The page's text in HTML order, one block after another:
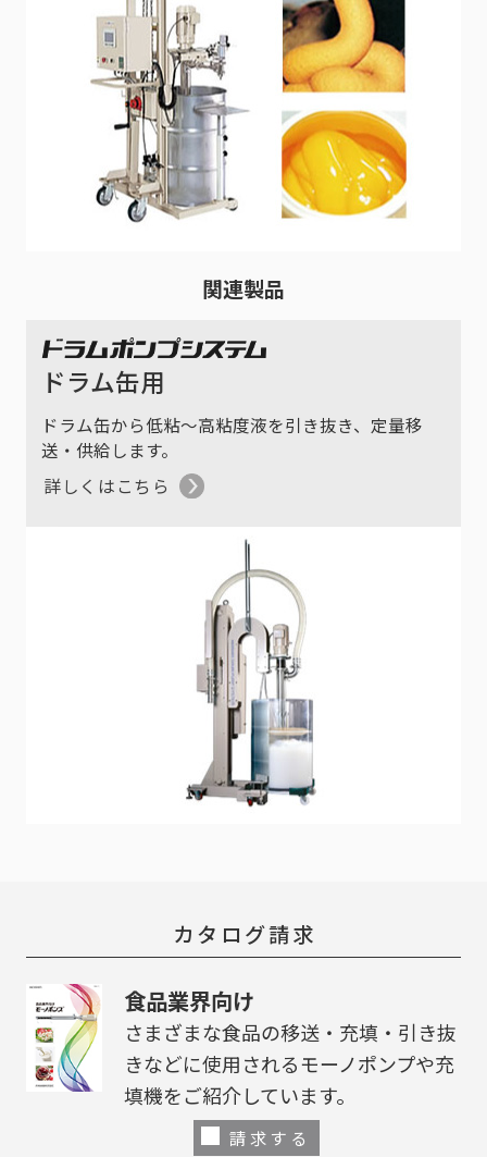
関連製品
ドラム缶用
ドラム缶から低粘～高粘度液を引き抜き、定量移
送・供給します。
詳しくはこちら
カタログ請求
食品業界向け
さまざまな食品の移送・充填・引き抜
きなどに使用されるモーノポンプや充
填機をご紹介しています。
請求する